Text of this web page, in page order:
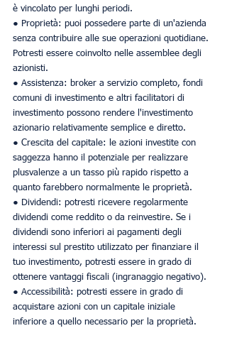
è vincolato per lunghi periodi.
● Proprietà: puoi possedere parte di un'azienda
senza contribuire alle sue operazioni quotidiane.
Potresti essere coinvolto nelle assemblee degli
azionisti.
● Assistenza: broker a servizio completo, fondi
comuni di investimento e altri facilitatori di
investimento possono rendere l'investimento
azionario relativamente semplice e diretto.
● Crescita del capitale: le azioni investite con
saggezza hanno il potenziale per realizzare
plusvalenze a un tasso più rapido rispetto a
quanto farebbero normalmente le proprietà.
● Dividendi: potresti ricevere regolarmente
dividendi come reddito o da reinvestire. Se i
dividendi sono inferiori ai pagamenti degli
interessi sul prestito utilizzato per finanziare il
tuo investimento, potresti essere in grado di
ottenere vantaggi fiscali (ingranaggio negativo).
● Accessibilità: potresti essere in grado di
acquistare azioni con un capitale iniziale
inferiore a quello necessario per la proprietà.